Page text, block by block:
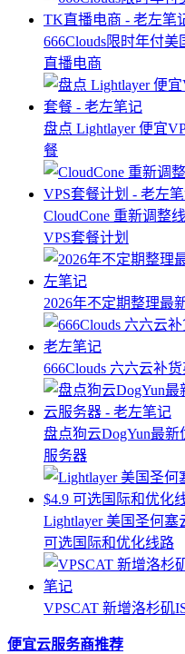
666Clouds限时年付
直播电商
盘点 Lightlayer 便宜
餐
CloudCone 重新调整
VPS套餐计划
2026年不定期整理最
666Clouds 六六云补
盘点狗云DogYun最
服务器
Lightlayer 美国圣何
可选国际和优化线路
VPSCAT 新增洛杉矶
便宜云服务商推荐